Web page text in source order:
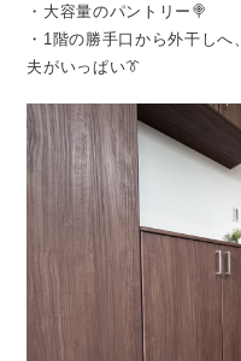
・大容量のパントリー🍭
・1階の勝手口から外干しへ
夫がいっぱい👔